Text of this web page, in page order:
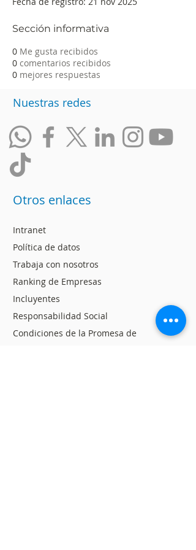
Sección informativa
0 Me gusta recibidos
0 comentarios recibidos
0 mejores respuestas
Nuestras redes
Otros enlaces
Intranet
Política de datos
Trabaja con nosotros
Ranking de Empresas
Incluyentes
Responsabilidad Social
Condiciones de la Promesa de